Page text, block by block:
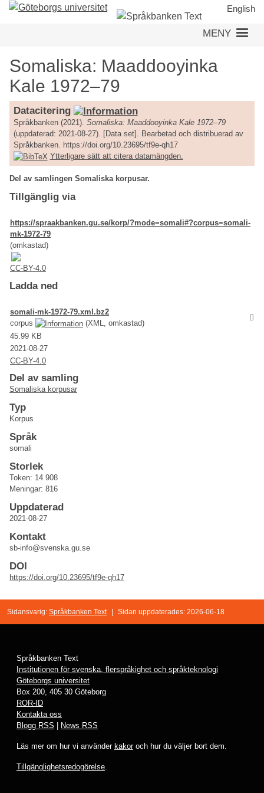
Hoppa
English
MENY
Somaliska: Maaddooyinka
Kale 1972–79
Datacitering
Språkbanken (2021). Somaliska: Maaddooyinka Kale 1972–79
(uppdaterad: 2021-08-27). [Data set]. Bearbetad och distribuerad av
Språkbanken. https://doi.org/10.23695/tf9e-qh17
Ytterligare sätt att citera datamängden.
Del av samlingen Somaliska korpusar.
Tillgänglig via
https://spraakbanken.gu.se/korp/?mode=somali#?corpus=somali-
mk-1972-79
(omkastad)
CC-BY-4.0
Ladda ned
somali-mk-1972-79.xml.bz2
corpus
(XML, omkastad)
45.99 KB
2021-08-27
CC-BY-4.0
Del av samling
Somaliska korpusar
Typ
Korpus
Språk
somali
Storlek
Token: 14 908
Meningar: 816
Uppdaterad
2021-08-27
Kontakt
sb-info@svenska.gu.se
DOI
https://doi.org/10.23695/tf9e-qh17
Sidansvarig: Språkbanken Text Sidan uppdaterades: 2026-06-18
Språkbanken Text
Institutionen för svenska, flerspråkighet och språkteknologi
Göteborgs universitet
Box 200, 405 30 Göteborg
ROR-ID
Kontakta oss
Blogg RSS
News RSS
Läs mer om hur vi använder kakoroch hur du väljer bort dem.
Tillgänglighetsredogörelse.